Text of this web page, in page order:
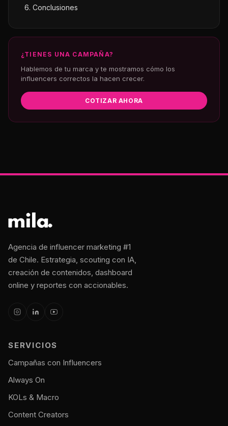
Conclusiones
¿TIENES UNA CAMPAÑA?
Hablemos de tu marca y te mostramos cómo los
influencers correctos la hacen crecer.
COTIZAR AHORA
Agencia de influencer marketing #1
de Chile. Estrategia, scouting con IA,
creación de contenidos, dashboard
online y reportes con accionables.
SERVICIOS
Campañas con Influencers
Always On
KOLs & Macro
Content Creators